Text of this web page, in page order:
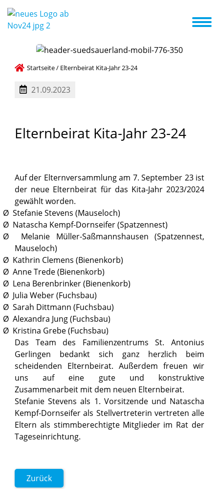
& Kurse Erste Schritte in die Kita Aktuelles + Termine
Startseite/ Elternbeirat Kita-Jahr 23-24
21.09.2023
Elternbeirat Kita-Jahr 23-24
Auf der Elternversammlung am 7. September 23 ist
der neue Elternbeirat für das Kita-Jahr 2023/2024
gewählt worden.
Ø Stefanie Stevens (Mauseloch)
Ø Natascha Kempf-Dornseifer (Spatzennest)
Ø Melanie Müller-Saßmannshausen (Spatzennest,
Mauseloch)
Ø Kathrin Clemens (Bienenkorb)
Ø Anne Trede (Bienenkorb)
Ø Lena Berenbrinker (Bienenkorb)
Ø Julia Weber (Fuchsbau)
Ø Sarah Dittmann (Fuchsbau)
Ø Alexandra Jung (Fuchsbau)
Ø Kristina Grebe (Fuchsbau)
Das Team des Familienzentrums St. Antonius
Gerlingen bedankt sich ganz herzlich beim
scheidenden Elternbeirat. Außerdem freuen wir
uns auf eine gute und konstruktive
Zusammenarbeit mit dem neuen Elternbeirat.
Stefanie Stevens als 1. Vorsitzende und Natascha
Kempf-Dornseifer als Stellvertreterin vertreten alle
Eltern als stimmberechtigte Mitglieder im Rat der
Tageseinrichtung.
Zurück